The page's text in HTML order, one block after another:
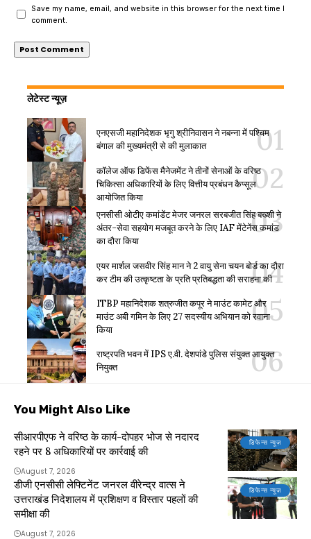
Save my name, email, and website in this browser for the next time I
comment.
लेटेस्ट न्यूज़
एनएसजी महानिदेशक भृगु श्रीनिवासन ने नबन्ना में पश्चिम
बंगाल की मुख्यमंत्री से की मुलाकात
कॉलेज ऑफ डिफेंस मैनेजमेंट ने तीनों सेनाओं के वरिष्ठ
चिकित्सा अधिकारियों के लिए वित्तीय प्रबंधन कैप्सूल
आयोजित किया
एनसीसी ओटीए कमांडेंट मेजर जनरल सरबजीत सिंह बख्शी ने
अंतर-सेवा सहयोग मजबूत करने के लिए IAF मेंटेनेंस कमांड
का दौरा किया
एयर मार्शल जसवीर सिंह मान ने 2 वायु सेना चयन बोर्ड का दौरा
कर टीम की उत्कृष्टता के प्रति प्रतिबद्धता की सराहना की
ITBP महानिदेशक शत्रुजीत कपूर ने माउंट कामेट और
माउंट अबी गमिन के लिए 27 सदस्यीय अभियान को रवाना
किया
राष्ट्रपति भवन में IPS ए.वी. देशपांडे पुलिस संयुक्त आयुक्त
नियुक्त
You Might Also Like
डिफेन्स न्यूज़
सीआरपीएफ ने वरिष्ठ के कार्य-दोपहर भोज से नदारद
रहने पर 8 अधिकारियों पर कार्रवाई की
August 7, 2026
डिफेन्स न्यूज़
डीजी एनसीसी लेफ्टिनेंट जनरल वीरेन्द्र वात्स ने
उत्तराखंड निदेशालय में प्रशिक्षण व विस्तार पहलों की
समीक्षा की
August 7, 2026